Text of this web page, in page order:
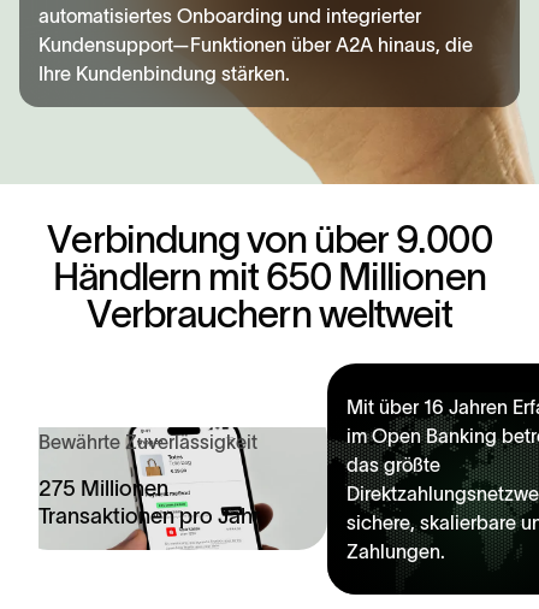
automatisiertes Onboarding und integrierter
Kundensupport—Funktionen über A2A hinaus, die
Ihre Kundenbindung stärken.
Verbindungvon über 9.000
Händlern mit 650 Millionen
Verbrauchernweltweit
Bewährte Zuverlässigkeit
275 Millionen
Transaktionen pro Jahr
Mit über 16 Jahren
im Open Banking
das größte
sichere, skalierbare
Zahlungen.